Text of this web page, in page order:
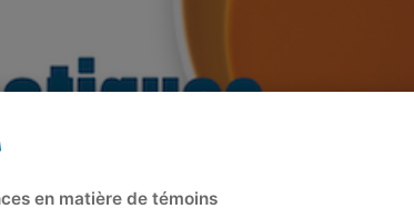
en matière de témoins